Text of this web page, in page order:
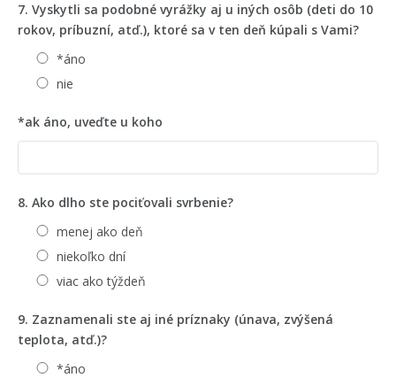
7. Vyskytli sa podobné vyrážky aj u iných osôb (deti do 10
rokov, príbuzní, atď.), ktoré sa v ten deň kúpali s Vami?
*áno
nie
*ak áno, uveďte u koho
8. Ako dlho ste pociťovali svrbenie?
menej ako deň
niekoľko dní
viac ako týždeň
9. Zaznamenali ste aj iné príznaky (únava, zvýšená
teplota, atď.)?
*áno